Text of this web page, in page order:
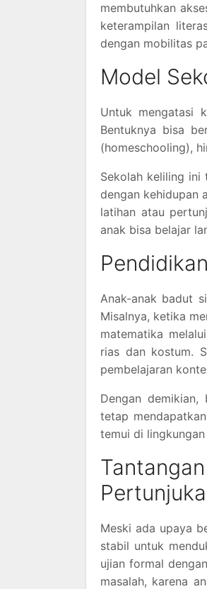
membutuhkan
keterampilan
dengan mobilitas
Model
Untuk mengatasi
Bentuknya bisa
(homeschooling),
Sekolah keliling ini
dengan kehidupan
latihan atau
anak bisa belajar
Anak-anak badut
Misalnya, ketika
matematika
rias dan kostum.
pembelajaran
Dengan
tetap
temui di lingkungan
Meski ada upaya
stabil untuk
ujian formal
masalah, karena